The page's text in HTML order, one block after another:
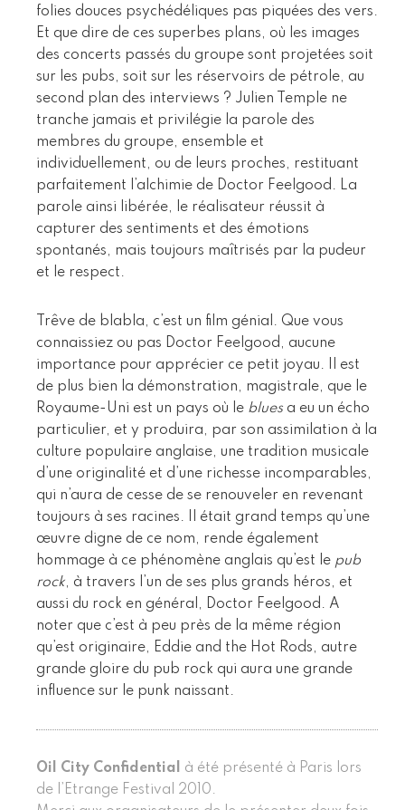
folies douces psychédéliques pas piquées des vers.
Et que dire de ces superbes plans, où les images
des concerts passés du groupe sont projetées soit
sur les pubs, soit sur les réservoirs de pétrole, au
second plan des interviews ? Julien Temple ne
tranche jamais et privilégie la parole des
membres du groupe, ensemble et
individuellement, ou de leurs proches, restituant
parfaitement l’alchimie de Doctor Feelgood. La
parole ainsi libérée, le réalisateur réussit à
capturer des sentiments et des émotions
spontanés, mais toujours maîtrisés par la pudeur
et le respect.
Trêve de blabla, c’est un film génial. Que vous
connaissiez ou pas Doctor Feelgood, aucune
importance pour apprécier ce petit joyau. Il est
de plus bien la démonstration, magistrale, que le
Royaume-Uni est un pays où le blues a eu un écho
particulier, et y produira, par son assimilation à la
culture populaire anglaise, une tradition musicale
d’une originalité et d’une richesse incomparables,
qui n’aura de cesse de se renouveler en revenant
toujours à ses racines. Il était grand temps qu’une
œuvre digne de ce nom, rende également
hommage à ce phénomène anglais qu’est le pub
rock, à travers l’un de ses plus grands héros, et
aussi du rock en général, Doctor Feelgood. A
noter que c’est à peu près de la même région
qu’est originaire, Eddie and the Hot Rods, autre
grande gloire du pub rock qui aura une grande
influence sur le punk naissant.
Oil City Confidential
à été présenté à Paris lors
de l’Etrange Festival 2010.